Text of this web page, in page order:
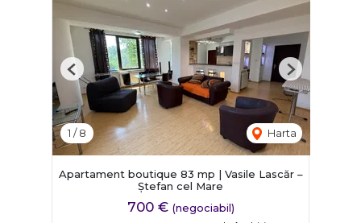
1 /8 Harta
Previous Next
Apartament boutique 83 mp | Vasile Lascăr –
Ștefan cel Mare
700 € (negociabil)